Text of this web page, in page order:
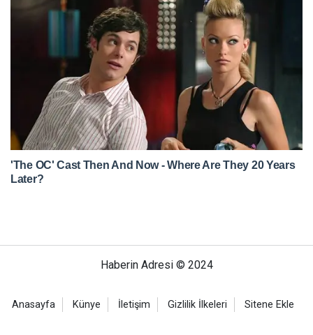
Haberin Adresi © 2024
Anasayfa Künye İletişim Gizlilik İlkeleri Sitene Ekle